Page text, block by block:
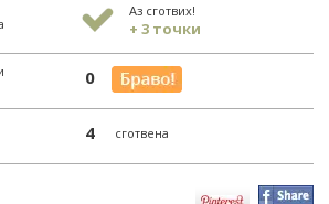
Аз сготвих!
+ 3 точки
0
4 сготвена